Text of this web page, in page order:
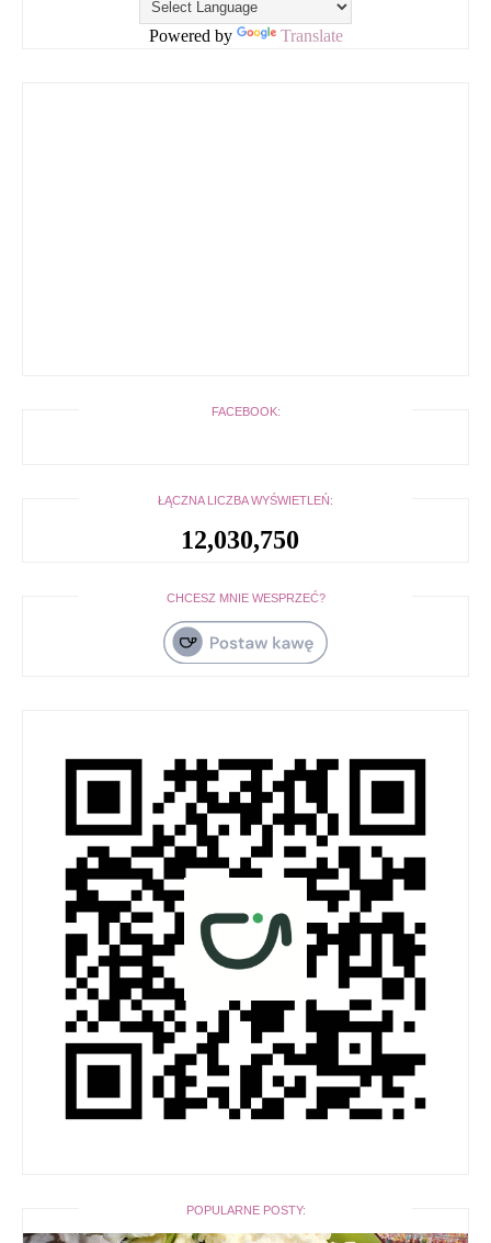
Powered by Translate
FACEBOOK:
ŁĄCZNA LICZBA WYŚWIETLEŃ:
12,030,750
CHCESZ MNIE WESPRZEĆ?
POPULARNE POSTY: